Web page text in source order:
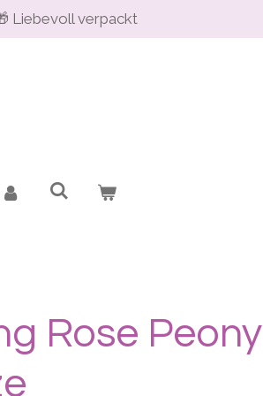
Liebevoll verpackt
Rose Peony